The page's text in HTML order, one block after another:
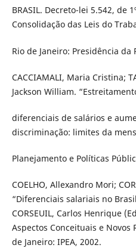
BRASIL. Decreto-lei 5.542, de
Consolidação das Leis do
Rio de Janeiro: Presidência da
CACCIAMALI, Maria Cristina;
Jackson William.
diferenciais de salários e
discriminação: limites da
Planejamento e Políticas
COELHO, Allexandro Mori;
“Diferenciais salariais no
CORSEUIL, Carlos Henrique
Aspectos Conceituais e Novos
de Janeiro: IPEA, 2002.